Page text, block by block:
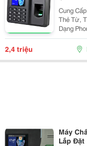
Cung
Thẻ Từ,
Dạng
Đảm Bảo C Đuợc Đánh Giá Hàng Đầu
2,4 triệu
Máy
Lắp Đặt